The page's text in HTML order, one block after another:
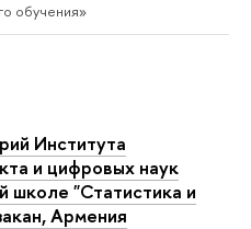
обучения»
Института
и цифровых наук
школе "Статистика и
Армения